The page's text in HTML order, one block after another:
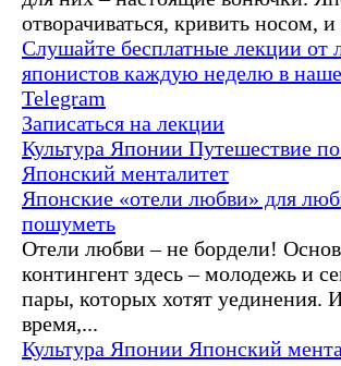
отворачиваться, кривить носом,
Слушайте бесплатные лекции от
японистов каждую неделю в
Telegram
Записаться на лекции
Культура Японии Путешествие
Японский менталитет
Японские «отели любви» для
пошуметь
Отели любви – не бордели!
контингент здесь – молодежь и
пары, которых хотят уединения.
время,...
Культура Японии Японский